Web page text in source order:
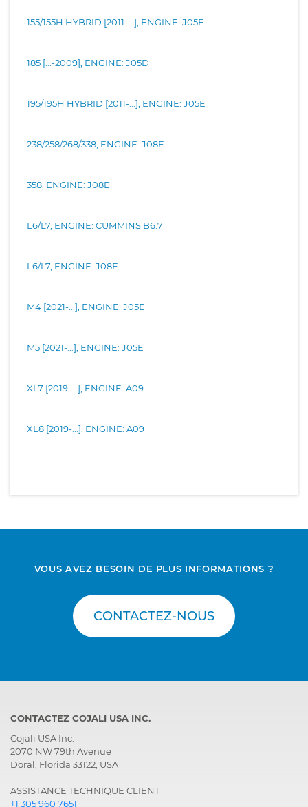
155/155H HYBRID [2011-...], ENGINE: J05E
185 [...-2009], ENGINE: J05D
195/195H HYBRID [2011-...], ENGINE: J05E
238/258/268/338, ENGINE: J08E
358, ENGINE: J08E
L6/L7, ENGINE: CUMMINS B6.7
L6/L7, ENGINE: J08E
M4 [2021-...], ENGINE: J05E
M5 [2021-...], ENGINE: J05E
XL7 [2019-...], ENGINE: A09
XL8 [2019-...], ENGINE: A09
VOUS AVEZ BESOIN DE PLUS INFORMATIONS ?
CONTACTEZ-NOUS
CONTACTEZ COJALI USA INC.
Cojali USA Inc.
2070 NW 79th Avenue
Doral, Florida 33122, USA
ASSISTANCE TECHNIQUE CLIENT
+1 305 960 7651